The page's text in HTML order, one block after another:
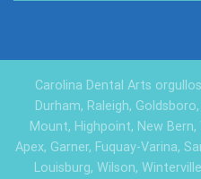
Carolina Dental Arts
Durham, Raleigh,
Mount, Highpoint, New Bern,
Apex, Garner, Fuquay-Varina,
Louisburg, Wilson,